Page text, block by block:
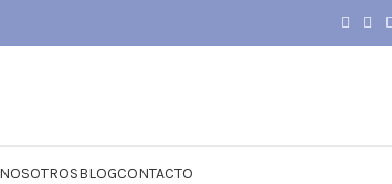
NOSOTROSBLOGCONTACTO